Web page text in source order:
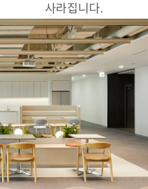
사라집니다.